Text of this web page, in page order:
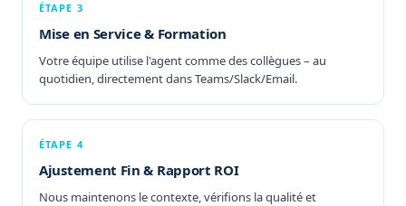
ÉTAPE 3
Mise en Service & Formation
Votre équipe utilise l'agent comme des collègues – au
quotidien, directement dans Teams/Slack/Email.
ÉTAPE 4
Ajustement Fin & Rapport ROI
Nous maintenons le contexte, vérifions la qualité et